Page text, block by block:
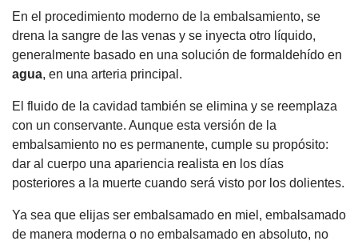
En el procedimiento moderno de la embalsamiento, se
drena la sangre de las venas y se inyecta otro líquido,
generalmente basado en una solución de formaldehído en
agua, en una arteria principal.
El fluido de la cavidad también se elimina y se reemplaza
con un conservante. Aunque esta versión de la
embalsamiento no es permanente, cumple su propósito:
dar al cuerpo una apariencia realista en los días
posteriores a la muerte cuando será visto por los dolientes.
Ya sea que elijas ser embalsamado en miel, embalsamado
de manera moderna o no embalsamado en absoluto, no